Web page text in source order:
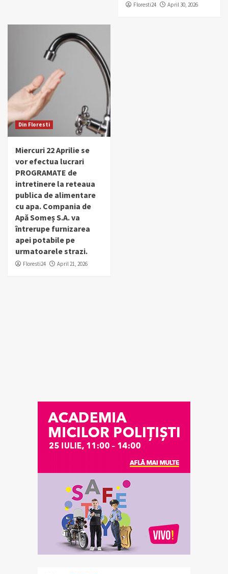
Floresti24 April 30, 2026
Din Floresti
Miercuri 22 Aprilie se
vor efectua lucrari
PROGRAMATE de
intretinere la reteaua
publica de alimentare
cu apa. Compania de
Apă Someș S.A. va
întrerupe furnizarea
apei potabile pe
urmatoarele strazi.
Floresti24 April 21, 2026